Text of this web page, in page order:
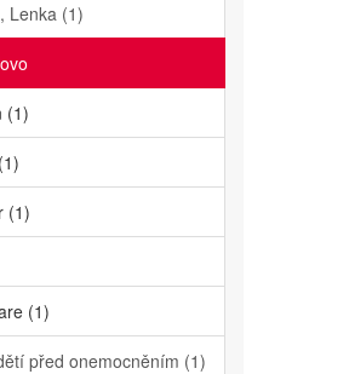
Lenka (1)
(1)
(1)
(1)
před onemocněním (1)